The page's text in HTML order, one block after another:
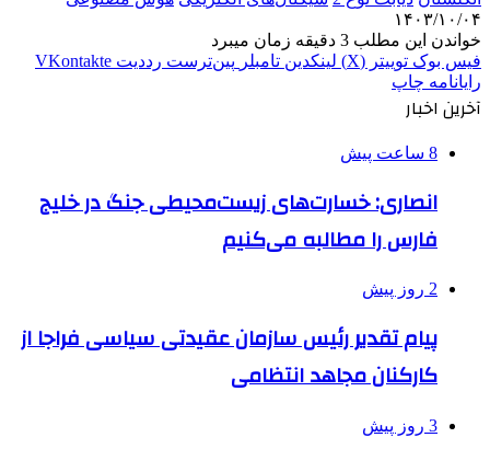
۱۴۰۳/۱۰/۰۴
خواندن این مطلب 3 دقیقه زمان میبرد
فیس بوک توییتر (X) لینکدین ‫تامبلر ‫پین‌ترست ‫رددیت ‫VKontakte
رایانامه چاپ
آخرین اخبار
8 ساعت پیش
انصاری: خسارت‌های زیست‌محیطی جنگ در خلیج
فارس را مطالبه‌ می‌کنیم
2 روز پیش
پیام تقدیر رئیس سازمان عقیدتی سیاسی فراجا از
کارکنان مجاهد انتظامی
3 روز پیش